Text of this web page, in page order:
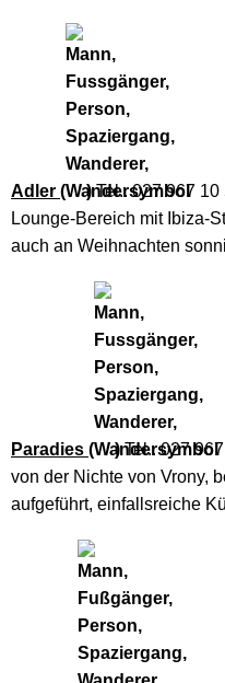
Adler ( )Tel.. 027 967 10
Lounge-Bereich mit Ibiza-
auch an Weihnachten
Paradies ( )Tel.. 027
von der Nichte von Vrony,
aufgeführt, einfallsreiche